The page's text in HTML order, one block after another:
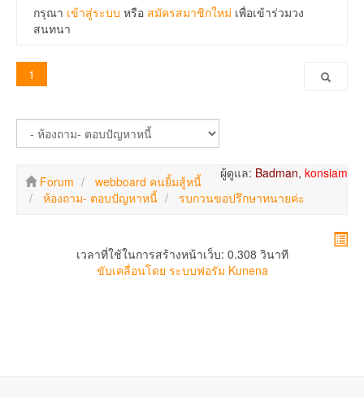
กรุณา เข้าสู่ระบบ หรือ สมัครสมาชิกใหม่ เพื่อเข้าร่วมวง
สนทนา
1
ผู้ดูแล: Badman, konsiam
Forum
webboard คนยิ้มสู้หนี้
ห้องถาม- ตอบปัญหาหนี้
รบกวนขอปรึกษาทนายค่ะ
เวลาที่ใช้ในการสร้างหน้าเว็บ: 0.308 วินาที
ขับเคลื่อนโดย ระบบฟอรัม Kunena